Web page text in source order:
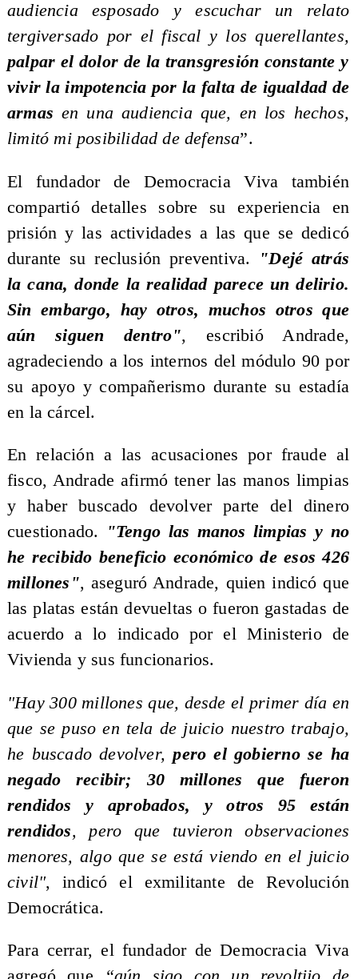
audiencia esposado y escuchar un relato
tergiversado por el fiscal y los querellantes,
palpar el dolor de la transgresión constante y
vivir la impotencia por la falta de igualdad de
armas en una audiencia que, en los hechos,
limitó mi posibilidad de defensa”.
​El fundador de Democracia Viva también
compartió detalles sobre su experiencia en
prisión y las actividades a las que se dedicó
durante su reclusión preventiva.
"Dejé atrás
la cana, donde la realidad parece un delirio.
Sin embargo, hay otros, muchos otros que
aún siguen dentro", escribió Andrade,
agradeciendo a los internos del módulo 90 por
su apoyo y compañerismo durante su estadía
en la cárcel.
En relación a las acusaciones por fraude al
fisco, Andrade afirmó tener las manos limpias
y haber buscado devolver parte del dinero
cuestionado.
"Tengo las manos limpias y no
he recibido beneficio económico de esos 426
millones", aseguró Andrade, quien indicó que
las platas están devueltas o fueron gastadas de
acuerdo a lo indicado por el Ministerio de
Vivienda y sus funcionarios.
"Hay 300 millones que, desde el primer día en
que se puso en tela de juicio nuestro trabajo,
he buscado devolver,pero el gobierno se ha
negado recibir; 30 millones que fueron
rendidos y aprobados, y otros 95 están
rendidos, pero que tuvieron observaciones
menores, algo que se está viendo en el juicio
civil", indicó el exmilitante de Revolución
Democrática.
Para cerrar, el fundador de Democracia Viva